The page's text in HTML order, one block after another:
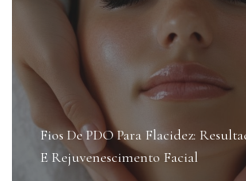
Fios De PDO Para Flacidez:
E Rejuvenescimento Facial